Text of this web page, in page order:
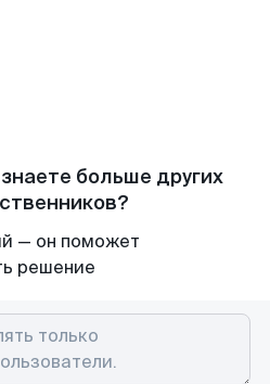
больше других
— он поможет
решение